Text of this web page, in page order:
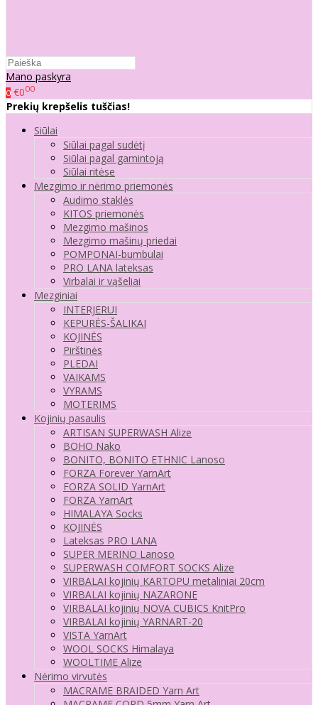
Mano paskyra
0 €000
Prekių krepšelis tuščias!
Siūlai
Siūlai pagal sudėtį
Siūlai pagal gamintoją
Siūlai ritėse
Mezgimo ir nėrimo priemonės
Audimo staklės
KITOS priemonės
Mezgimo mašinos
Mezgimo mašinų priedai
POMPONAI-bumbulai
PRO LANA lateksas
Virbalai ir vąšeliai
Mezginiai
INTERJERUI
KEPURĖS-ŠALIKAI
KOJINĖS
Pirštinės
PLEDAI
VAIKAMS
VYRAMS
MOTERIMS
Kojinių pasaulis
ARTISAN SUPERWASH Alize
BOHO Nako
BONITO, BONITO ETHNIC Lanoso
FORZA Forever YarnArt
FORZA SOLID YarnArt
FORZA YarnArt
HIMALAYA Socks
KOJINĖS
Lateksas PRO LANA
SUPER MERINO Lanoso
SUPERWASH COMFORT SOCKS Alize
VIRBALAI kojinių KARTOPU metaliniai 20cm
VIRBALAI kojinių NAZARONE
VIRBALAI kojinių NOVA CUBICS KnitPro
VIRBALAI kojinių YARNART-20
VISTA YarnArt
WOOL SOCKS Himalaya
WOOLTIME Alize
Nėrimo virvutės
MACRAME BRAIDED Yarn Art